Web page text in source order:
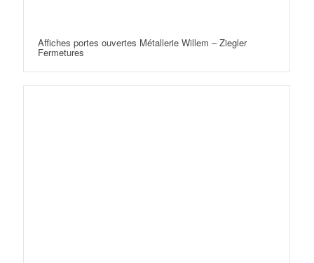
Affiches portes ouvertes Métallerie Willem – Ziegler
Fermetures